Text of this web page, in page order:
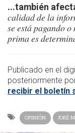
...también
calidad de la
se está pagando
prima es
​​Publicado en el
posteriormente
recibir el boletín
OPINIÓN JOSÉ